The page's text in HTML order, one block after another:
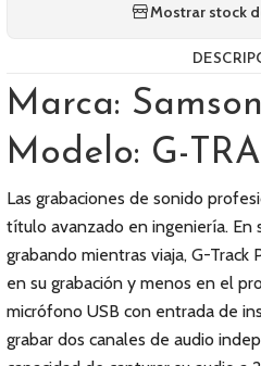
Mostrar stock
Marca: Samson
Modelo: G-
Las grabaciones de sonido
título avanzado en ingeniería. En
grabando mientras viaja, G-
en su grabación y menos en el
micrófono USB con entrada de
grabar dos canales de audio